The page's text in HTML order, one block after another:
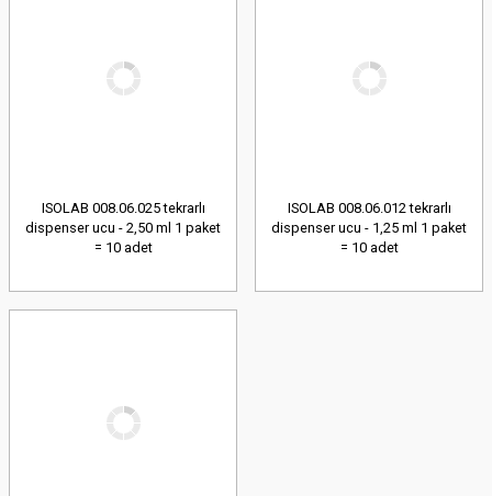
ISOLAB 008.06.025 tekrarlı
dispenser ucu - 2,50 ml 1 paket
= 10 adet
ISOLAB 008.06.012 tekrarlı
dispenser ucu - 1,25 ml 1 paket
= 10 adet